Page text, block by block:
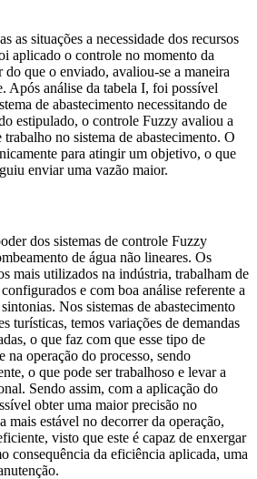
as situações a necessidade dos recursos
aplicado o controle no momento da
do que o enviado, avaliou-se a maneira
Após análise da tabela I, foi possível
de abastecimento necessitando de
estipulado, o controle Fuzzy avaliou a
no sistema de abastecimento. O
para atingir um objetivo, o que
enviar uma vazão maior.
dos sistemas de controle Fuzzy
de água não lineares. Os
mais utilizados na indústria, trabalham de
e com boa análise referente a
Nos sistemas de abastecimento
turísticas, temos variações de demandas
o que faz com que esse tipo de
operação do processo, sendo
o que pode ser trabalhoso e levar a
Sendo assim, com a aplicação do
obter uma maior precisão no
mais estável no decorrer da operação,
visto que este é capaz de enxergar
consequência da eficiência aplicada, uma